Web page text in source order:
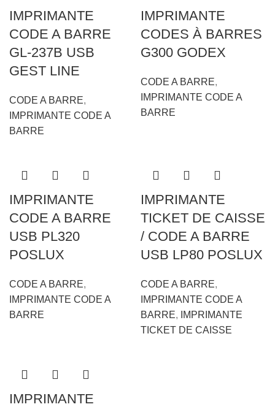
IMPRIMANTE
CODE A BARRE
GL-237B USB
GEST LINE
CODE A BARRE,
IMPRIMANTE CODE A
BARRE
IMPRIMANTE
CODES À BARRES
G300 GODEX
CODE A BARRE,
IMPRIMANTE CODE A
BARRE
IMPRIMANTE
CODE A BARRE
USB PL320
POSLUX
CODE A BARRE,
IMPRIMANTE CODE A
BARRE
IMPRIMANTE
TICKET DE CAISSE
/ CODE A BARRE
USB LP80 POSLUX
CODE A BARRE,
IMPRIMANTE CODE A
BARRE,
IMPRIMANTE
TICKET DE CAISSE
IMPRIMANTE